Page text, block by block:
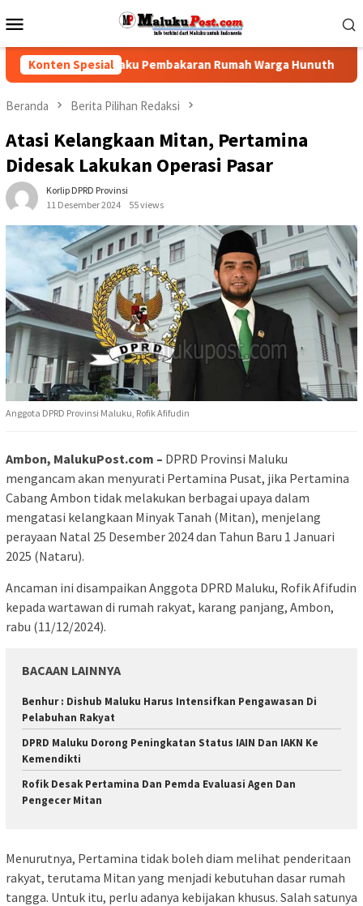
ke
Mobile
Konten Spesial
Tindak Pelaku Pembakaran Rumah Warga Hunuth
Beranda Berita Pilihan Redaksi
Atasi Kelangkaan Mitan, Pertamina
Didesak Lakukan Operasi Pasar
Korlip DPRD Provinsi
11 Desember 2024
55 views
Anggota DPRD Provinsi Maluku, Rofik Afifudin
Ambon, MalukuPost.com – DPRD Provinsi Maluku
mengancam akan menyurati Pertamina Pusat, jika Pertamina
Cabang Ambon tidak melakukan berbagai upaya dalam
mengatasi kelangkaan Minyak Tanah (Mitan), menjelang
perayaan Natal 25 Desember 2024 dan Tahun Baru 1 Januari
2025 (Nataru).
Ancaman ini disampaikan Anggota DPRD Maluku, Rofik Afifudin
kepada wartawan di rumah rakyat, karang panjang, Ambon,
rabu (11/12/2024).
BACAAN LAINNYA
Benhur : Dishub Maluku Harus Intensifkan Pengawasan Di
Pelabuhan Rakyat
DPRD Maluku Dorong Peningkatan Status IAIN Dan IAKN Ke
Kemendikti
Rofik Desak Pertamina Dan Pemda Evaluasi Agen Dan
Pengecer Mitan
Menurutnya, Pertamina tidak boleh diam melihat penderitaan
rakyat, terutama Mitan yang menjadi kebutuhan dasar rumah
tangga. Untuk itu, perlu adanya kebijakan khusus. Salah satunya